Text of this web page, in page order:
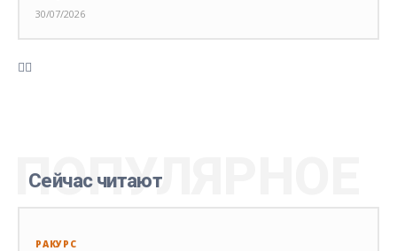
30/07/2026
Сейчас читают
ПОПУЛЯРНОЕ
РАКУРС